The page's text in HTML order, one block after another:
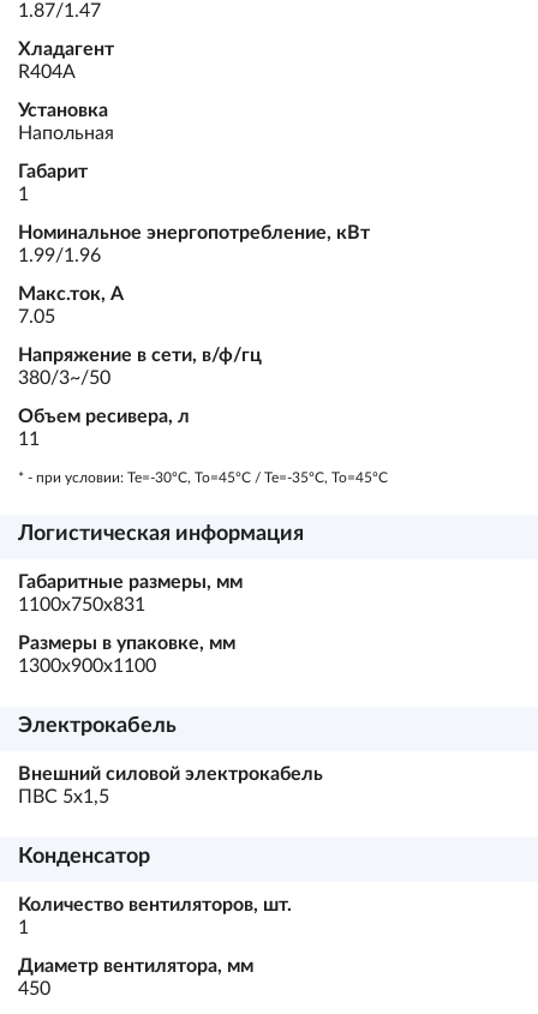
1.87/1.47
Хладагент
R404A
Установка
Напольная
Габарит
1
Номинальное энергопотребление, кВт
1.99/1.96
Макс.ток, А
7.05
Напряжение в сети, в/ф/гц
380/3~/50
Объем ресивера, л
11
* - при условии: Te=-30ºC, To=45ºC / Te=-35ºC, To=45ºC
Логистическая информация
Габаритные размеры, мм
1100х750х831
Размеры в упаковке, мм
1300х900х1100
Электрокабель
Внешний силовой электрокабель
ПВС 5х1,5
Конденсатор
Количество вентиляторов, шт.
1
Диаметр вентилятора, мм
450